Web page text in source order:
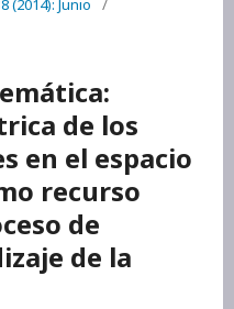
(2014): Junio
/
de los
en el espacio
recurso
de
de la